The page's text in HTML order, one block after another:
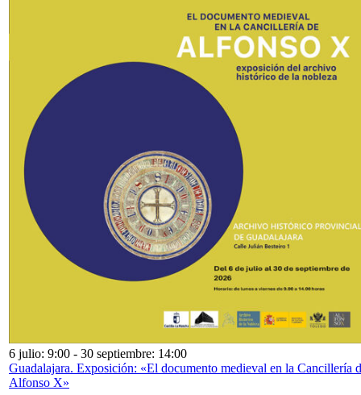
6 julio: 9:00 - 30 septiembre: 14:00
Guadalajara. Exposición: «El documento medieval en la Cancillería
Alfonso X»